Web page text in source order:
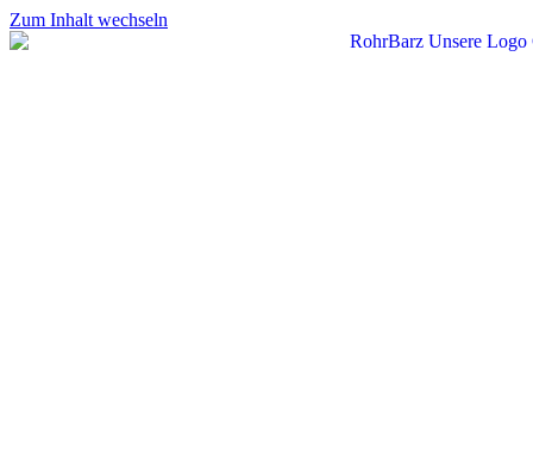
Zum Inhalt wechseln